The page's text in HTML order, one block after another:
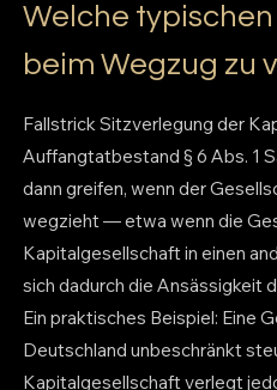
Welche
beim Wegzug zu
Fallstrick Sitzverlegung der
Auffangtatbestand § 6 Abs. 1
dann greifen, wenn der
wegzieht — etwa wenn die
Kapitalgesellschaft in einen
sich dadurch die Ansässigkeit
Ein praktisches Beispiel: Eine
Deutschland unbeschränkt
Kapitalgesellschaft verlegt